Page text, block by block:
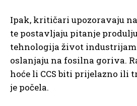
Ipak, kritičari upozoravaju
te postavljaju pitanje
tehnologija život
oslanjaju na fosilna goriva.
hoće li CCS biti prijelazno ili
je počela.